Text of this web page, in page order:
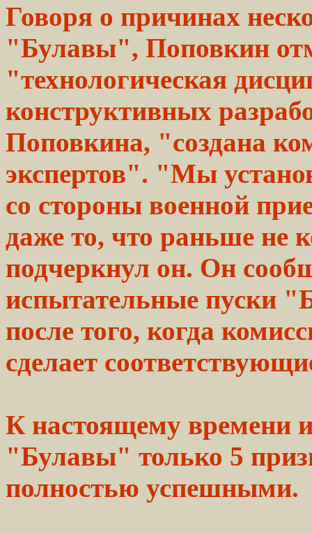
Говоря о причинах
"Булавы", Поповкин
"технологическая
конструктивных
Поповкина, "создана
экспертов". "Мы
со стороны военной
даже то, что раньше не
подчеркнул он. Он
испытательные пуски
после того, когда
сделает
К настоящему времени
"Булавы" только 5
полностью успешными.